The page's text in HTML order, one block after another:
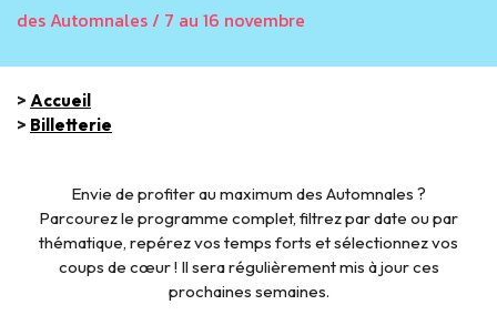
des Automnales / 7 au 16 novembre
> Accueil
> Billetterie
Envie de profiter au maximum des Automnales ?
Parcourez le programme complet, filtrez par date ou par
thématique, repérez vos temps forts et sélectionnez vos
coups de cœur ! Il sera régulièrement mis à jour ces
prochaines semaines.